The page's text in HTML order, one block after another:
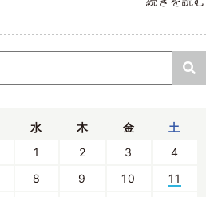
水 木 金 土
1 2 3
4
8 9 10
11